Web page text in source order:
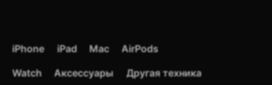
iPhone iPad Mac
AirPods
Watch
Другая техника
Аксессуары
и дефицита товаров, поэтому